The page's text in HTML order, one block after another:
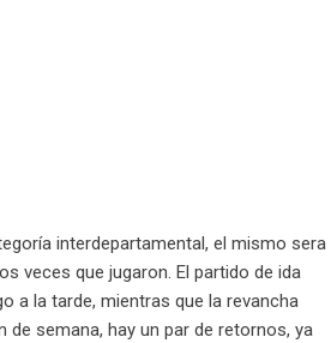
interdepartamental, el mismo sera
veces que jugaron. El partido de ida
a la tarde, mientras que la revancha
de semana, hay un par de retornos, ya